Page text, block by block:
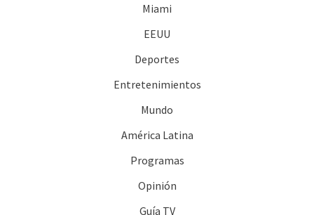
Miami
EEUU
Deportes
Entretenimientos
Mundo
América Latina
Programas
Opinión
Guía TV